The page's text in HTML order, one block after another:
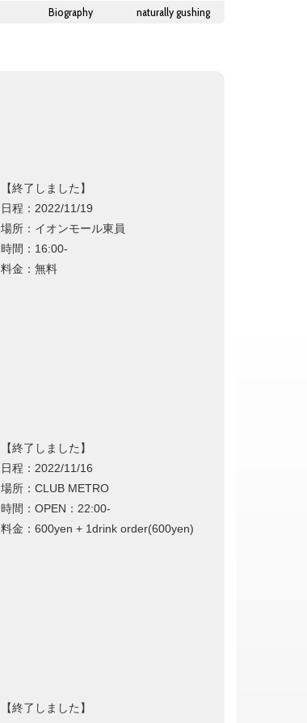
Biography naturally gushing
【終了しました】
日程：2022/11/19
場所：イオンモール東員
時間：16:00-
料金：無料
【終了しました】
日程：2022/11/16
場所：CLUB METRO
時間：OPEN：22:00-
料金：600yen + 1drink order(600yen)
【終了しました】